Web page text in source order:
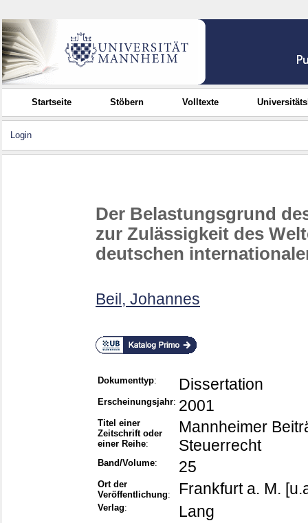
Startseite Stöbern Volltexte
Login
Der Belastungsgrund
zur Zulässigkeit des
deutschen
Beil, Johannes
Dokumenttyp: Dissertation
Erscheinungsjahr: 2001
Titel einer
Zeitschrift oder
einer Reihe:
Mannheimer
Steuerrecht
Band/Volume: 25
Ort der
Veröffentlichung: Frankfurt a. M.
Verlag: Lang